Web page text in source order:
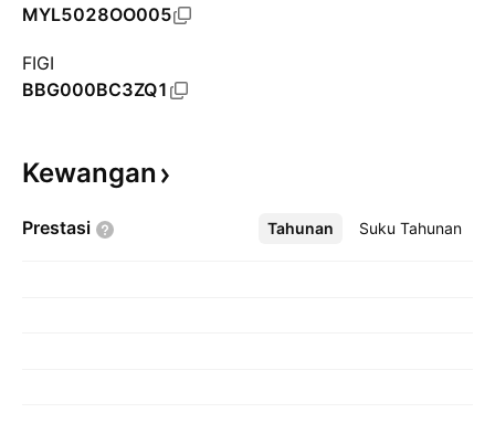
MYL5028OO005
FIGI
BBG000BC3ZQ1
Kewangan
Prestasi Tahunan Suku Tahunan
Lebih